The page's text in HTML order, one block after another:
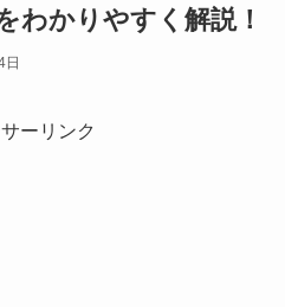
わかりやすく解説！
日
ーリンク